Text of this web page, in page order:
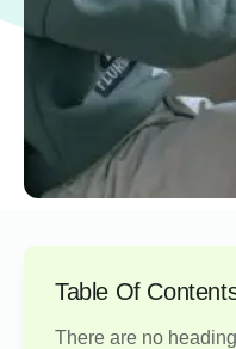
Table Of
There are no